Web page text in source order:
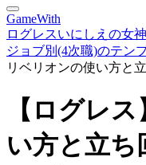
GameWith
ログレスいにしえの女
ジョブ別(4次職)のテン
リベリオンの使い方と
【ログレ
い方と立ち